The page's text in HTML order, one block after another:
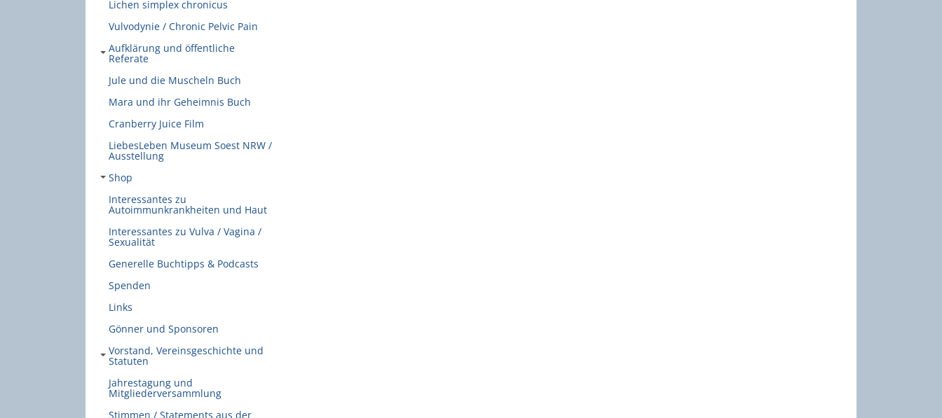
Lichen simplex chronicus
Vulvodynie / Chronic Pelvic Pain
Aufklärung und öffentliche
Referate
Jule und die Muscheln Buch
Mara und ihr Geheimnis Buch
Cranberry Juice Film
LiebesLeben Museum Soest NRW /
Ausstellung
Shop
Interessantes zu
Autoimmunkrankheiten und Haut
Interessantes zu Vulva / Vagina /
Sexualität
Generelle Buchtipps & Podcasts
Spenden
Links
Gönner und Sponsoren
Vorstand, Vereinsgeschichte und
Statuten
Jahrestagung und
Mitgliederversammlung
Stimmen / Statements aus der